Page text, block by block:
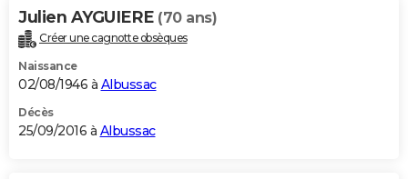
Julien AYGUIERE (70 ans)
Créer une cagnotte obsèques
Naissance
02/08/1946 à Albussac
Décès
25/09/2016 à Albussac